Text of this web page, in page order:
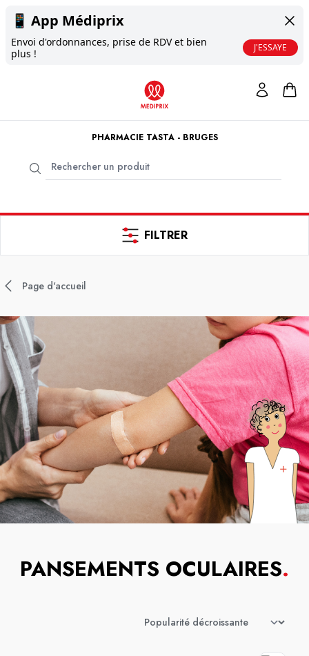
📱 App Médiprix
Envoi d'ordonnances, prise de RDV et bien
plus !
J'ESSAYE
PHARMACIE TASTA - BRUGES
FILTRER
Page d'accueil
PANSEMENTS OCULAIRES.